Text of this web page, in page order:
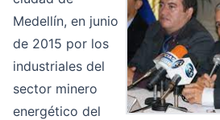
Medellín, en junio
de 2015 por los
industriales del
sector minero
energético del